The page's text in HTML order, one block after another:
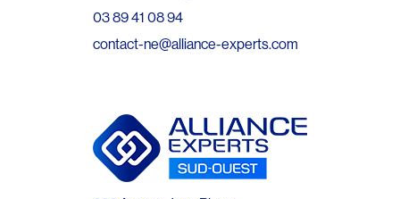
03 89 41 08 94
contact-ne@alliance-experts.com